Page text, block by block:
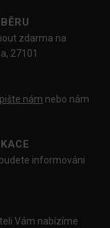
zdarma na
27101
nám nebo nám
informováni
Vám nabízíme